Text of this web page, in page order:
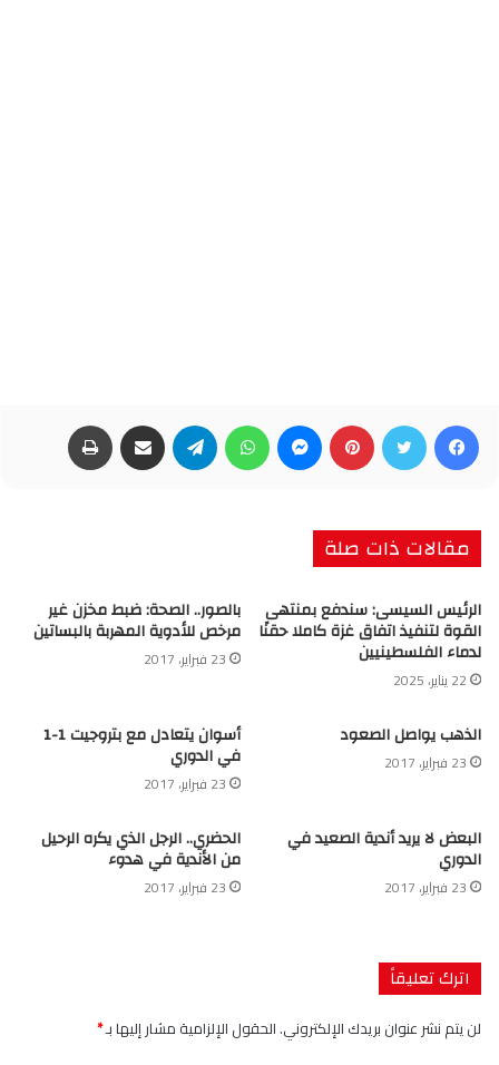
فيسبوك تويتر بينتيريست ماسنجر واتساب تيلقرام مشاركة عبر البريد
مقالات ذات صلة
الرئيس السيسى: سندفع بمنتهى
القوة لتنفيذ اتفاق غزة كاملا حقنًا
لدماء الفلسطينيين
22 يناير، 2025
بالصور.. الصحة: ضبط مخزن غير
مرخص للأدوية المهربة بالبساتين
23 فبراير، 2017
الذهب يواصل الصعود
23 فبراير، 2017
أسوان يتعادل مع بتروجيت 1-1
في الدوري
23 فبراير، 2017
البعض لا يريد أندية الصعيد في
الدوري
23 فبراير، 2017
الحضري.. الرجل الذي يكره الرحيل
من الأندية في هدوء
23 فبراير، 2017
اترك تعليقاً
لن يتم نشر عنوان بريدك الإلكتروني.الحقول الإلزامية مشار إليها بـ*